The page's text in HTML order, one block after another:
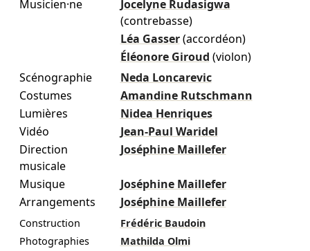
Musicien·ne
Jocelyne Rudasigwa
(contrebasse)
Léa Gasser (accordéon)
Éléonore Giroud (violon)
Scénographie
Neda Loncarevic
Costumes
Amandine Rutschmann
Lumières
Nidea Henriques
Vidéo
Jean-Paul Waridel
Direction
musicale
Joséphine Maillefer
Musique
Joséphine Maillefer
Arrangements
Joséphine Maillefer
Construction
Frédéric Baudoin
Photographies
Mathilda Olmi